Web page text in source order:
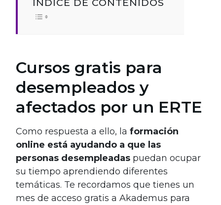
Cursos gratis para
desempleados y
afectados por un ERTE
Como respuesta a ello, la formación
online está ayudando a que las
personas desempleadas puedan ocupar
su tiempo aprendiendo diferentes
temáticas. Te recordamos que tienes un
mes de acceso gratis a Akademus para